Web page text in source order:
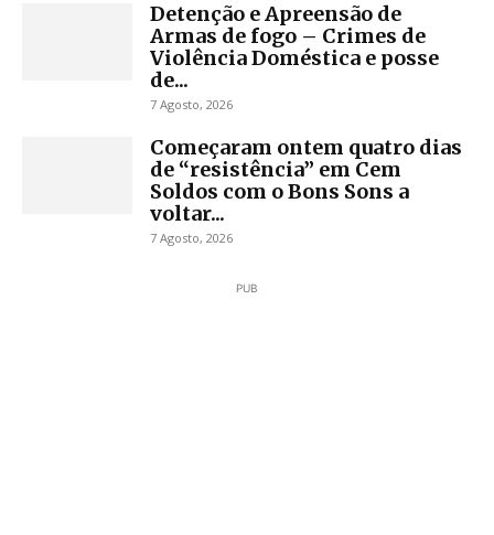
Detenção e Apreensão de
Armas de fogo – Crimes de
Violência Doméstica e posse
de...
7 Agosto, 2026
Começaram ontem quatro dias
de “resistência” em Cem
Soldos com o Bons Sons a
voltar...
7 Agosto, 2026
PUB